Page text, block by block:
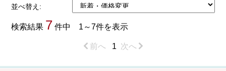
並べ替え:
検索結果 7 件中 1～7件を表示
前へ 1 次へ